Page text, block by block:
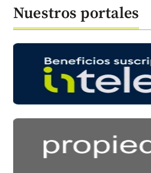
Nuestros portales